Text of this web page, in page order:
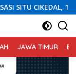
SERUKAN
JAWA TIMUR